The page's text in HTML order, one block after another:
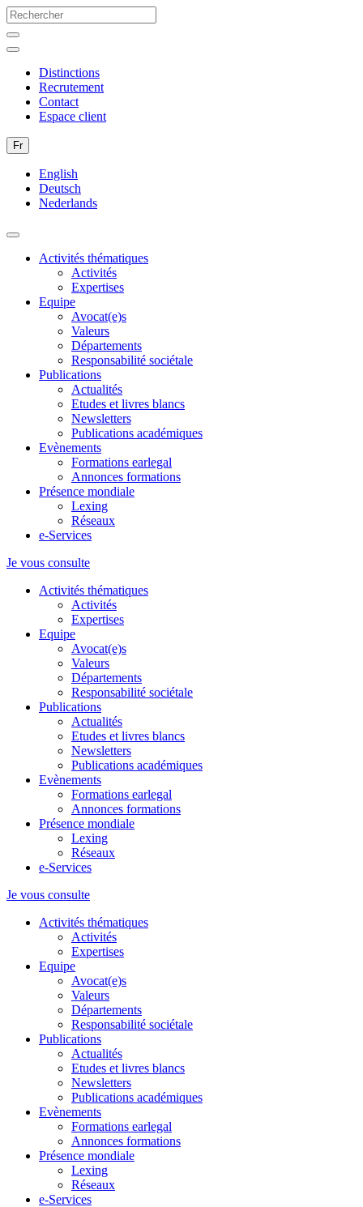
Distinctions
Recrutement
Contact
Espace client
Fr
English
Deutsch
Nederlands
Activités thématiques
Activités
Expertises
Equipe
Avocat(e)s
Valeurs
Départements
Responsabilité sociétale
Publications
Actualités
Etudes et livres blancs
Newsletters
Publications académiques
Evènements
Formations earlegal
Annonces formations
Présence mondiale
Lexing
Réseaux
e-Services
Je vous consulte
Activités thématiques
Activités
Expertises
Equipe
Avocat(e)s
Valeurs
Départements
Responsabilité sociétale
Publications
Actualités
Etudes et livres blancs
Newsletters
Publications académiques
Evènements
Formations earlegal
Annonces formations
Présence mondiale
Lexing
Réseaux
e-Services
Je vous consulte
Activités thématiques
Activités
Expertises
Equipe
Avocat(e)s
Valeurs
Départements
Responsabilité sociétale
Publications
Actualités
Etudes et livres blancs
Newsletters
Publications académiques
Evènements
Formations earlegal
Annonces formations
Présence mondiale
Lexing
Réseaux
e-Services